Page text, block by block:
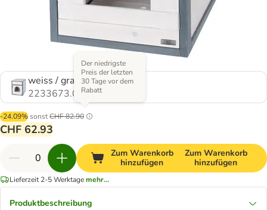
weiss / grau
2233673.0
-24.09%sonstCHF 82.90
Der niedrigste
Preis der letzten
30 Tage vor dem
Rabatt
CHF 62.93
Zum Warenkorb
hinzufügen
Zum Warenkorb
hinzufügen
Lieferzeit 2-5 Werktagemehr...
Produktbeschreibung